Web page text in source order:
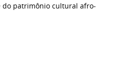
do patrimônio cultural afro-